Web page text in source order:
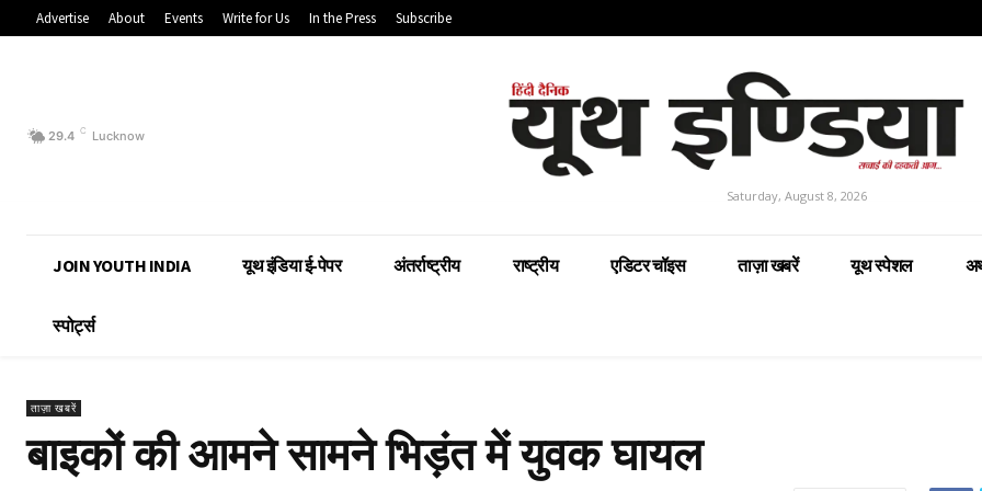
Advertise About Events Write for Us In the Press Subscribe
29.4 C Lucknow
Saturday, August 8, 2026
JOIN YOUTH INDIA यूथ इंडिया ई-पेपर अंतर्राष्ट्रीय राष्ट्रीय एडिटर चॉइस ताज़ा खबरें यूथ स्पेशल
स्पोर्ट्स
ताज़ा खबरें
बाइकों की आमने सामने भिड़ंत में युवक घायल